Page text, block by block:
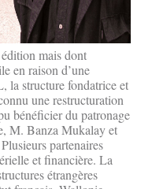
mais dont
en raison d’une
la structure fondatrice et
une restructuration
bénéficier du patronage
M. Banza Mukalay et
partenaires
et financière. La
étrangères